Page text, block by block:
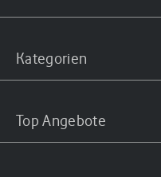
Kategorien
Top Angebote